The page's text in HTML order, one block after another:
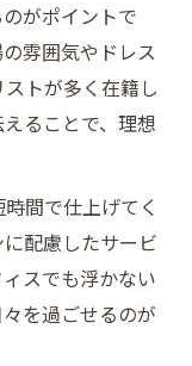
がポイントで
雰囲気やドレス
トが多く在籍し
ることで、理想
間で仕上げてく
配慮したサービ
スでも浮かない
を過ごせるのが